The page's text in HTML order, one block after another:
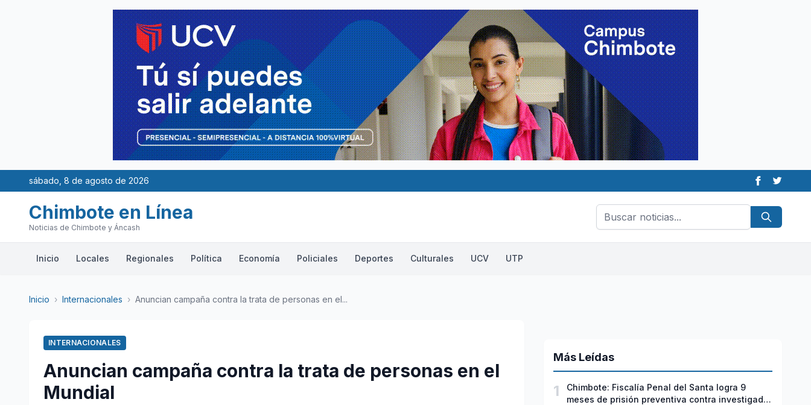
sábado, 8 de agosto de 2026
Chimbote en Línea
Noticias de Chimbote y Áncash
Inicio Locales Regionales Política Economía Policiales Deportes Culturales UCV UTP
Inicio › Internacionales › Anuncian campaña contra la trata de personas en el...
INTERNACIONALES
Anuncian campaña contra la trata de personas en el
Mundial
Más Leídas
1
Chimbote: Fiscalía Penal del Santa logra 9
meses de prisión preventiva contra investigado